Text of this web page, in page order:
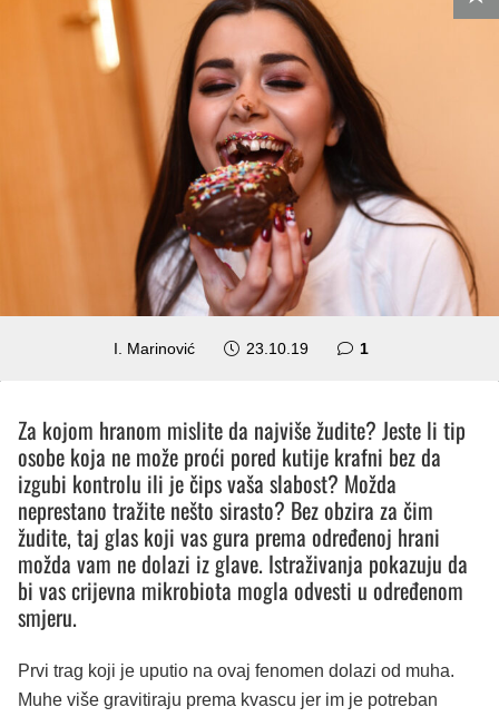
I. Marinović 23.10.19 1
Za kojom hranom mislite da najviše žudite? Jeste li tip
osobe koja ne može proći pored kutije krafni bez da
izgubi kontrolu ili je čips vaša slabost? Možda
neprestano tražite nešto sirasto? Bez obzira za čim
žudite, taj glas koji vas gura prema određenoj hrani
možda vam ne dolazi iz glave. Istraživanja pokazuju da
bi vas crijevna mikrobiota mogla odvesti u određenom
smjeru.
Prvi trag koji je uputio na ovaj fenomen dolazi od muha.
Muhe više gravitiraju prema kvascu jer im je potreban